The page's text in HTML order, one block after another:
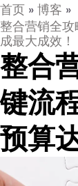
首页 » 博客 »
整合营销全
成最大成效！
整合
键流
预算